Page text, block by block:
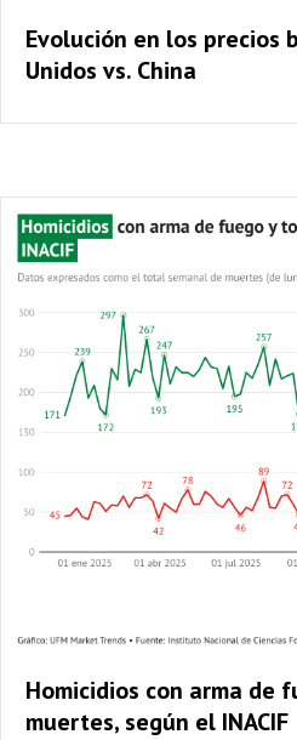
Evolución en los precios
Unidos vs. China
Homicidios con arma de
muertes, según el INACIF